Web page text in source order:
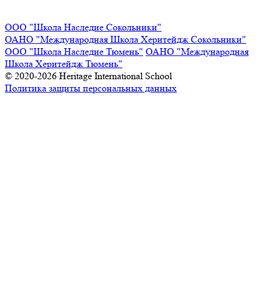
ООО "Школа Наследие Сокольники"
ОАНО "Международная Школа Херитейдж Сокольники"
ООО "Школа Наследие Тюмень" ОАНО "Международная
Школа Херитейдж Тюмень"
© 2020-2026 Heritage International School
Политика защиты персональных данных